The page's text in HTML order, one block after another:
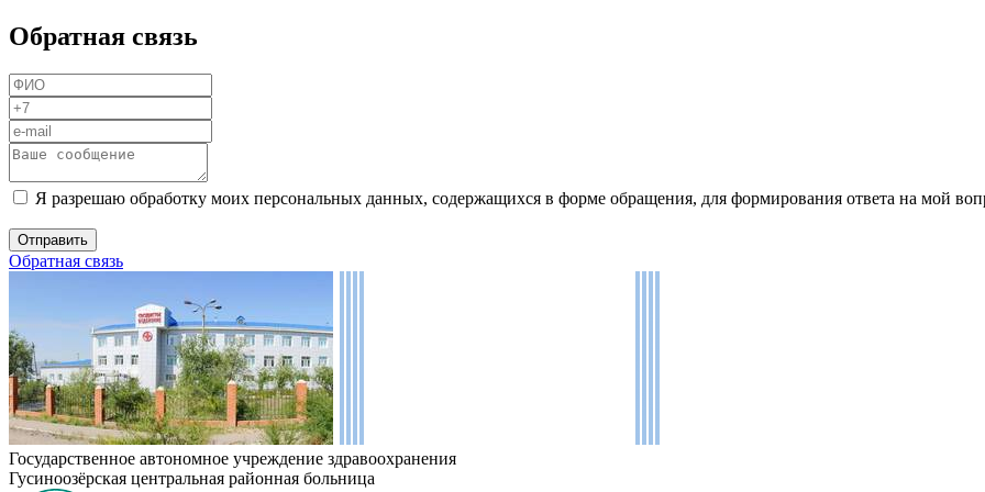
Обратная связь
Я разрешаю обработку моих персональных данных, содержащихся в форме обращения, для формирования ответа на мой
Обратная связь
Государственное автономное учреждение здравоохранения
Гусиноозёрская центральная районная больница